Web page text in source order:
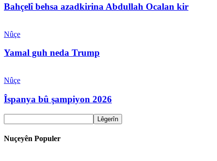
Bahçelî behsa azadkirina Abdullah Ocalan kir
Nûçe
Yamal guh neda Trump
Nûçe
Îspanya bû şampiyon 2026
Nuçeyên Populer